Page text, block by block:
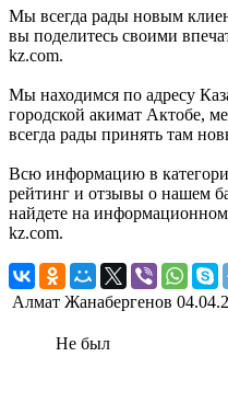
Мы всегда рады новым
вы поделитесь своими
kz.com.
Мы находимся по адресу
городской акимат Актобе,
всегда рады принять там
Всю информацию в
рейтинг и отзывы о нашем
найдете на информационном
kz.com.
Алмат Жанабергенов
Не был